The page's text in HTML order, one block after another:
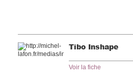
Tibo Inshape
Voir la fiche